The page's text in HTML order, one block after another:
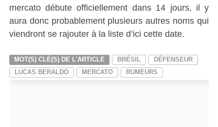
mercato débute officiellement dans 14 jours, il y
aura donc probablement plusieurs autres noms qui
viendront se rajouter à la liste d’ici cette date.
MOT(S) CLÉ(S) DE L'ARTICLE BRÉSIL
DÉFENSEUR
LUCAS BERALDO
MERCATO RUMEURS